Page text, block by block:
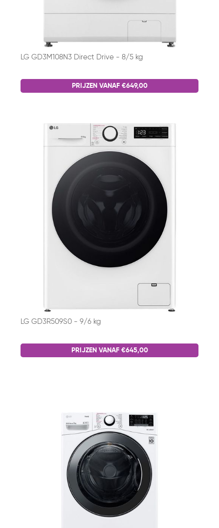
LG GD3M108N3 Direct Drive - 8/5 kg
PRIJZEN VANAF €649,00
LG GD3R509S0 - 9/6 kg
PRIJZEN VANAF €645,00